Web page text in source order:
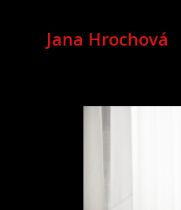
Jana Hrochová
MEZZOSOPRANO